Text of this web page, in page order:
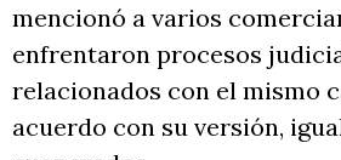
mencionó a varios
enfrentaron procesos
relacionados con el mismo
acuerdo con su versión,